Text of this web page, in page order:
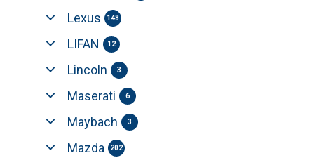
Lexus 148
LIFAN 12
Lincoln 3
Maserati 6
Maybach 3
Mazda 202